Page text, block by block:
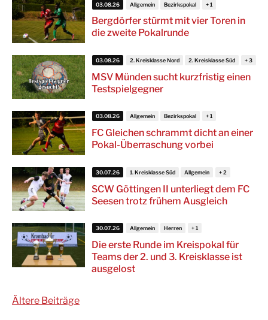
Bergdörfer stürmt mit vier Toren in
die zweite Pokalrunde
03.08.26 Allgemein Bezirkspokal
MSV Münden sucht kurzfristig einen
Testspielgegner
03.08.26 2. Kreisklasse Nord 2. Kreisklasse Süd
FC Gleichen schrammt dicht an einer
Pokal-Überraschung vorbei
03.08.26 Allgemein Bezirkspokal
SCW Göttingen II unterliegt dem FC
Seesen trotz frühem Ausgleich
30.07.26 1. Kreisklasse Süd Allgemein
Die erste Runde im Kreispokal für
Teams der 2. und 3. Kreisklasse ist
ausgelost
30.07.26 Allgemein Herren
Beitragsnavigation
Ältere Beiträge